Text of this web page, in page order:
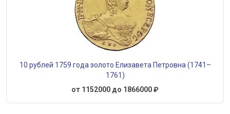
10 рублей 1759 года золото Елизавета Петровна (1741–
1761)
от 1152000 до 1866000 ₽